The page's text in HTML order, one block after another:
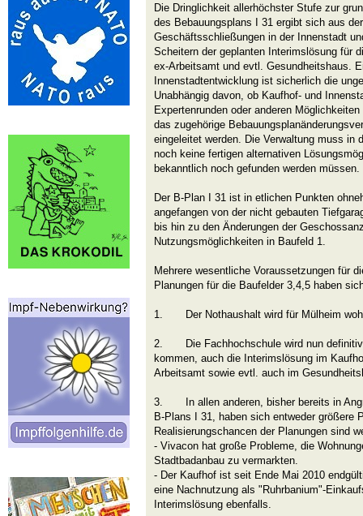
Die Dringlichkeit allerhöchster Stufe zur
des Bebauungsplans I 31 ergibt sich aus
Geschäftsschließungen in der Innenstadt
Scheitern der geplanten Interimslösung für
ex-Arbeitsamt und evtl. Gesundheitshaus.
Innenstadtentwicklung ist sicherlich die
Unabhängig davon, ob Kaufhof- und
Expertenrunden oder anderen
das zugehörige
eingeleitet werden. Die Verwaltung muss in
noch keine fertigen alternativen
bekanntlich noch gefunden werden müssen.
Der B-Plan I 31 ist in etlichen Punkten
angefangen von der nicht gebauten
bis hin zu den Änderungen der
Nutzungsmöglichkeiten in Baufeld 1.
Mehrere wesentliche Voraussetzungen für
Planungen für die Baufelder 3,4,5 haben
1. Der Nothaushalt wird für Mülheim
2. Die Fachhochschule wird nun definitiv
kommen, auch die Interimslösung im
Arbeitsamt sowie evtl. auch im
3. In allen anderen, bisher bereits in
B-Plans I 31, haben sich entweder größere
Realisierungschancen der Planungen sind
- Vivacon hat große Probleme, die
Stadtbadanbau zu vermarkten.
- Der Kaufhof ist seit Ende Mai 2010
eine Nachnutzung als "Ruhrbanium"-
Interimslösung ebenfalls.